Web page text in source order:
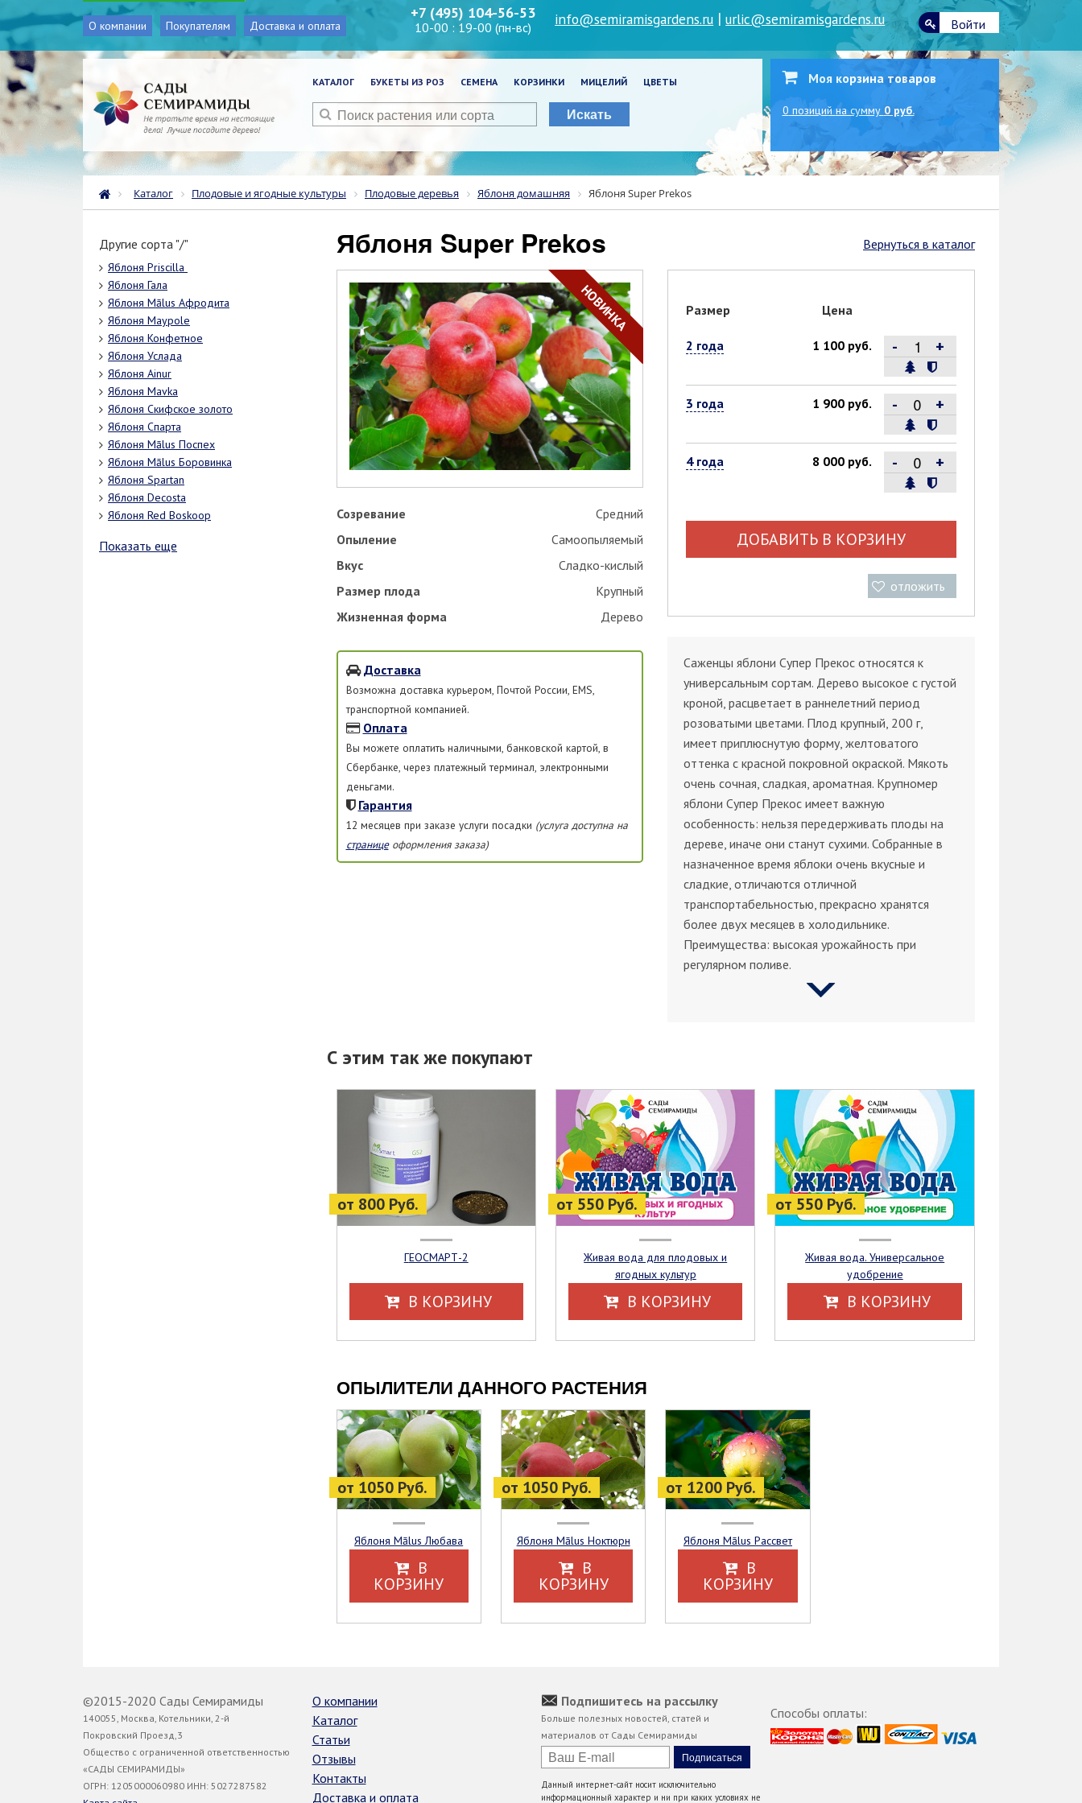
О компании Покупателям Доставка и оплата
+7 (495) 104-56-53
10-00 : 19-00 (пн-вс) info@semiramisgardens.ru |urlic@semiramisgardens.ru Войти
КАТАЛОГ БУКЕТЫ ИЗ РОЗ СЕМЕНА КОРЗИНКИ МИЦЕЛИЙ ЦВЕТЫ
Искать
Моя корзина товаров
0 позиций на сумму 0 руб.
Каталог Плодовые и ягодные культуры Плодовые деревья Яблоня домашняя Яблоня Super Prekos
Другие сорта "/"
Яблоня Priscilla
Яблоня Гала
Яблоня Mālus Афродита
Яблоня Maypole
Яблоня Конфетное
Яблоня Услада
Яблоня Ainur
Яблоня Мavka
Яблоня Скифское золото
Яблоня Спарта
Яблоня Mālus Поспех
Яблоня Mālus Боровинка
Яблоня Spartan
Яблоня Decosta
Яблоня Red Boskoop
Показать еще
Вернуться в каталог
Яблоня Super Prekos
НОВИНКА
Созревание
Средний
Опыление
Самоопыляемый
Вкус
Сладко-кислый
Размер плода
Крупный
Жизненная форма
Дерево
Доставка
Возможна доставка курьером, Почтой России, EMS,
транспортной компанией.
Оплата
Вы можете оплатить наличными, банковской картой, в
Сбербанке, через платежный терминал, электронными
деньгами.
Гарантия
12 месяцев при заказе услуги посадки (услуга доступна на
страницеоформления заказа)
Размер Цена
2 года 1 100 руб. - +
3 года 1 900 руб. - +
4 года 8 000 руб. - +
ДОБАВИТЬ В КОРЗИНУ
отложить
Саженцы яблони Супер Прекос относятся к
универсальным сортам. Дерево высокое с густой
кроной, расцветает в раннелетний период
розоватыми цветами. Плод крупный, 200 г,
имеет приплюснутую форму, желтоватого
оттенка с красной покровной окраской. Мякоть
очень сочная, сладкая, ароматная. Крупномер
яблони Супер Прекос имеет важную
особенность: нельзя передерживать плоды на
дереве, иначе они станут сухими. Собранные в
назначенное время яблоки очень вкусные и
сладкие, отличаются отличной
транспортабельностью, прекрасно хранятся
более двух месяцев в холодильнике.
Преимущества: высокая урожайность при
регулярном поливе.
С этим так же покупают
от 800 Руб.
ГЕОСМАРТ-2
В КОРЗИНУ
от 550 Руб.
Живая вода для плодовых и
ягодных культур
В КОРЗИНУ
от 550 Руб.
Живая вода. Универсальное
удобрение
В КОРЗИНУ
ОПЫЛИТЕЛИ ДАННОГО РАСТЕНИЯ
от 1050 Руб.
Яблоня Mālus Любава
В
КОРЗИНУ
от 1050 Руб.
Яблоня Mālus Ноктюрн
В
КОРЗИНУ
от 1200 Руб.
Яблоня Mālus Рассвет
В
КОРЗИНУ
©2015-2020 Сады Семирамиды
140055, Москва, Котельники, 2-й
Покровский Проезд,3
Общество с ограниченной ответственностью
«САДЫ СЕМИРАМИДЫ»
ОГРН: 1205000060980 ИНН: 5027287582
О компании
Каталог
Статьи
Отзывы
Контакты
Доставка и оплата
Подпишитесь на рассылку
Больше полезных новостей, статей и
материалов от Сады Семирамиды
Данный интернет-сайт носит исключительно
информационный характер и ни при каких условиях не
Способы оплаты: